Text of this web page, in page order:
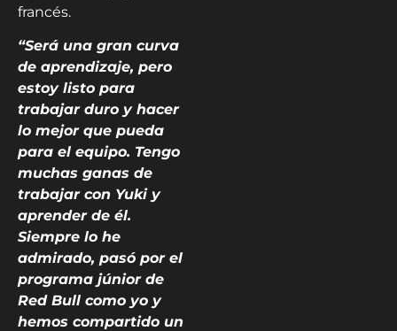
francés.
“Será una gran curva
de aprendizaje, pero
estoy listo para
trabajar duro y hacer
lo mejor que pueda
para el equipo. Tengo
muchas ganas de
trabajar con Yuki y
aprender de él.
Siempre lo he
admirado, pasó por el
programa júnior de
Red Bull como yo y
hemos compartido un